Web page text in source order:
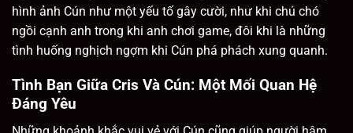
hình ảnh Cún như một yếu tố gây cười, như khi chú chó
ngồi cạnh anh trong khi anh chơi game, đôi khi là những
tình huống nghịch ngợm khi Cún phá phách xung quanh.
Tình Bạn Giữa Cris Và Cún: Một Mối Quan Hệ
Đáng Yêu